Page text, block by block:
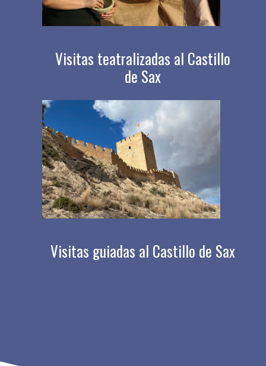
Visitas teatralizadas al Castillo
de Sax
Visitas guiadas al Castillo de Sax